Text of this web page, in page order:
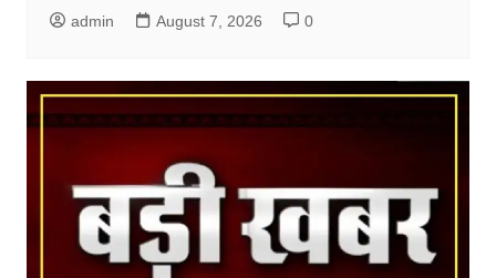
admin August 7, 2026 0